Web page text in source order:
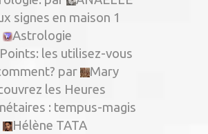
signes en maison 1
Astrologie
les utilisez-vous
par
Mary
les Heures
: tempus-magis
Hélène TATA